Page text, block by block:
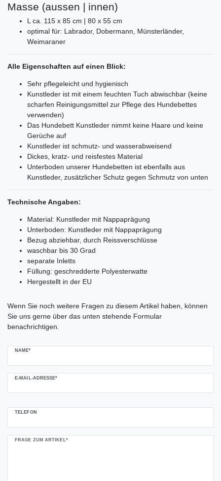
Masse (aussen | innen)
L ca. 115 x 85 cm | 80 x 55 cm
optimal für: Labrador, Dobermann, Münsterländer,
Weimaraner
Alle Eigenschaften auf einen Blick:
Sehr pflegeleicht und hygienisch
Kunstleder ist mit einem feuchten Tuch abwischbar (keine
scharfen Reinigungsmittel zur Pflege des Hundebettes
verwenden)
Das Hundebett Kunstleder nimmt keine Haare und keine
Gerüche auf
Kunstleder ist schmutz- und wasserabweisend
Dickes, kratz- und reisfestes Material
Unterboden unserer Hundebetten ist ebenfalls aus
Kunstleder, zusätzlicher Schutz gegen Schmutz von unten
Technische Angaben:
Material: Kunstleder mit Nappaprägung
Unterboden: Kunstleder mit Nappaprägung
Bezug abziehbar, durch Reissverschlüsse
waschbar bis 30 Grad
separate Inletts
Füllung: geschredderte Polyesterwatte
Hergestellt in der EU
Wenn Sie noch weitere Fragen zu diesem Artikel haben, können
Sie uns gerne über das unten stehende Formular
benachrichtigen.
NAME*
E-MAIL-ADRESSE*
TELEFON
FRAGE ZUM ARTIKEL*